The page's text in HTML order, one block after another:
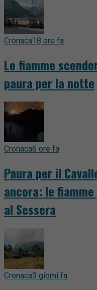
Cronaca18 ore fa
Le fiamme
paura per la notte
Cronaca6 ore fa
Paura per il
ancora: le
al Sessera
Cronaca3 giorni fa